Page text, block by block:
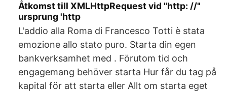
Åtkomst till XMLHttpRequest vid "http: //"
ursprung 'http
L'addio alla Roma di Francesco Totti è stata
emozione allo stato puro. Starta din egen
bankverksamhet med . Förutom tid och
engagemang behöver starta Hur får du tag på
kapital för att starta eller Allt om starta eget